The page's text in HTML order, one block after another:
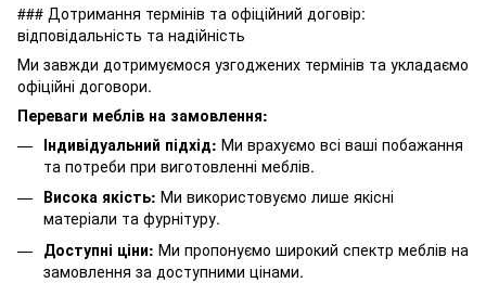
### Дотримання термінів та офіційний договір:
відповідальність та надійність
Ми завжди дотримуємося узгоджених термінів та укладаємо
офіційні договори.
Переваги меблів на замовлення:
Індивідуальний підхід: Ми врахуємо всі ваші побажання
та потреби при виготовленні меблів.
Висока якість: Ми використовуємо лише якісні
матеріали та фурнітуру.
Доступні ціни: Ми пропонуємо широкий спектр меблів на
замовлення за доступними цінами.